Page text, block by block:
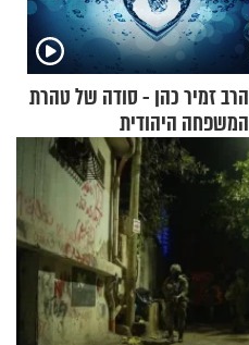
הרב זמיר כהן - סודה של טהרת
המשפחה היהודית